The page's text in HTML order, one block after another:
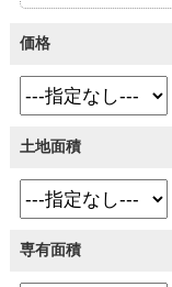
価格
土地面積
専有面積